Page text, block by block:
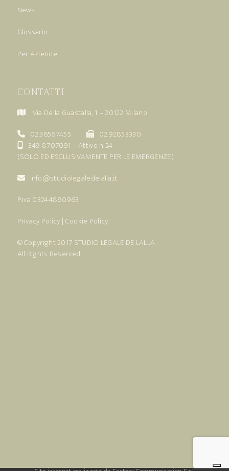
News
Glossario
Per Aziende
CONTATTI
Via Della Guastalla, 1 – 20122 Milano
02.36567455
02.92853330
349 8707091 – Attivo h 24
(SOLO ED ESCLUSIVAMENTE PER LE EMERGENZE)
info@studiolegaledelalla.it
P.iva 03244880963
Privacy Policy | Cookie Policy
© Copyright 2017 STUDIO LEGALE DE LALLA
All Rights Reserved